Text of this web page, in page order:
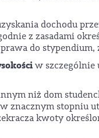
dochodu
z zasadami
do
w szczególnie
niż dom
znacznym stopniu
kwoty